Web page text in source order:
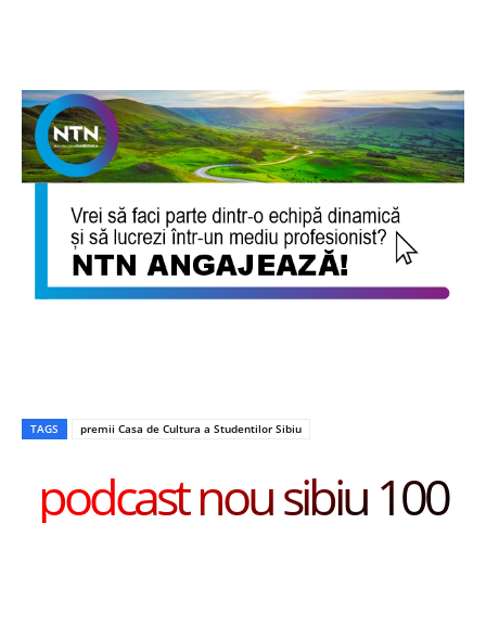
TAGS premii Casa de Cultura a Studentilor Sibiu
podcast nou sibiu 100